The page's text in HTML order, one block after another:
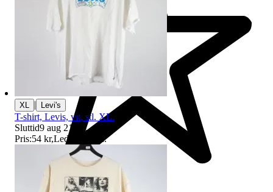
XL | Levi's
T-shirt, Levis, vit, stl. XL.
Sluttid9 aug 21:06 .
Pris:54 kr,Ledande bud.